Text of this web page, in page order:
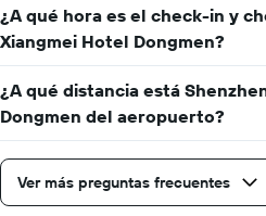
¿A qué hora es el check-in y
Xiangmei Hotel Dongmen?
¿A qué distancia está
Dongmen del aeropuerto?
Ver más preguntas frecuentes